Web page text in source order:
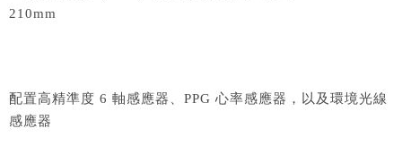
210mm
配置高精準度 6 軸感應器、PPG 心率感應器，以及環境光線
感應器